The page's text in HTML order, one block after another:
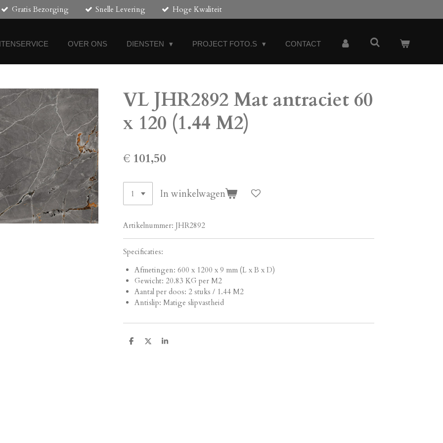
Gratis Bezorging Snelle Levering Hoge Kwaliteit
OVER ONS DIENSTEN PROJECT FOTO.S CONTACT
VL JHR2892 Mat antraciet 60
x 120 (1.44 M2)
€ 101,50
In winkelwagen
Artikelnummer: JHR2892
Specificaties:
Afmetingen: 600 x 1200 x 9 mm (L x B x D)
Gewicht: 20.83 KG per M2
Aantal per doos: 2 stuks / 1.44 M2
Antislip: Matige slipvastheid
D
D
S